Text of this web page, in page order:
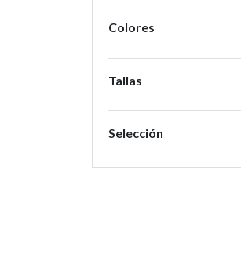
Colores
Tallas
Selección